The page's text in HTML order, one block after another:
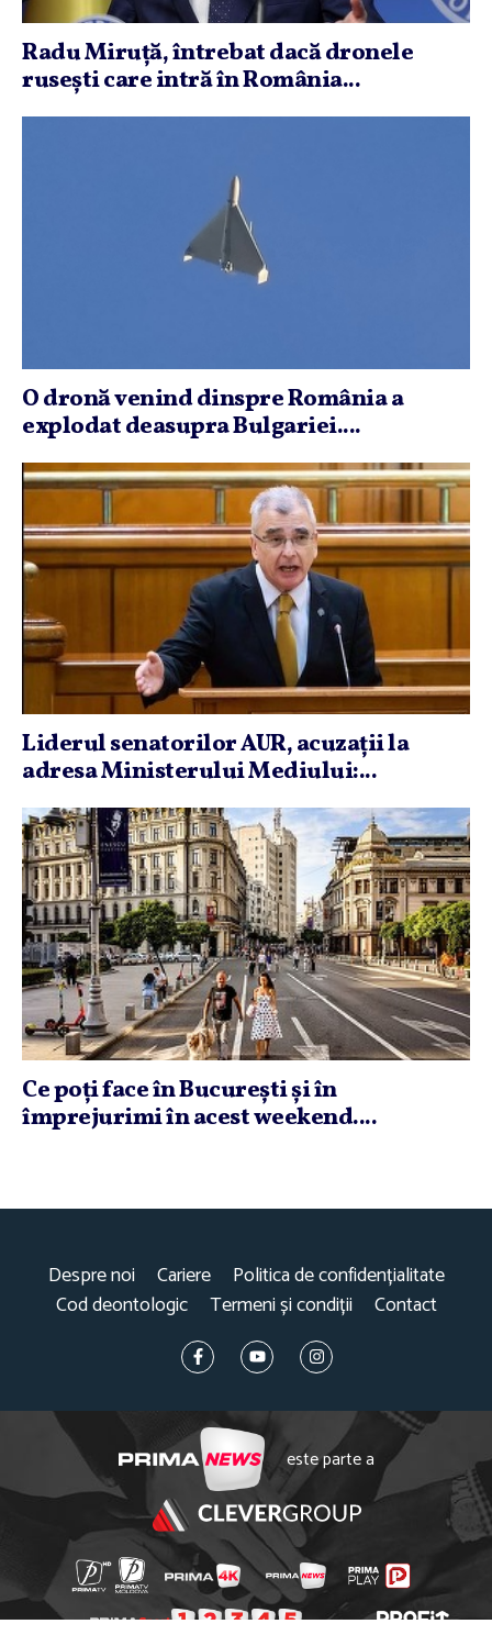
Radu Miruţă, întrebat dacă dronele
ruseşti care intră în România...
O dronă venind dinspre România a
explodat deasupra Bulgariei....
Liderul senatorilor AUR, acuzaţii la
adresa Ministerului Mediului:...
Ce poţi face în Bucureşti şi în
împrejurimi în acest weekend....
Despre noi Cariere
Politica de confidențialitate
Cod deontologic
Termeni și condiții Contact
este parte a